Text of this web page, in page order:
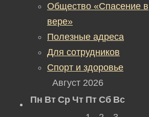
Общество «Спасение в
вере»
Полезные адреса
Для сотрудников
Спорт и здоровье
Август 2026
Пн Вт Ср Чт Пт Сб Вс